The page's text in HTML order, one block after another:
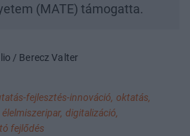
(MATE) támogatta.
/ Berecz Valter
fejlesztés-innováció, oktatás,
élelmiszeripar, digitalizáció,
fejlődés